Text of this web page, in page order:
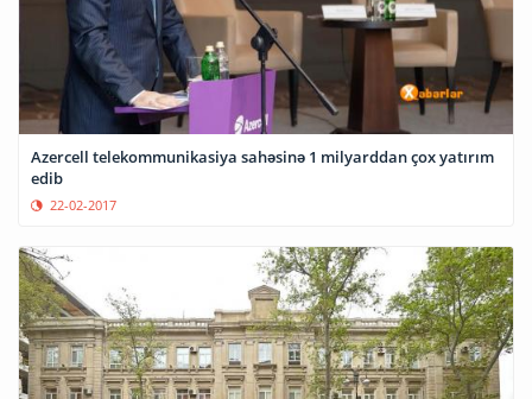
Azercell telekommunikasiya sahəsinə 1 milyarddan çox yatırım
edib
22-02-2017